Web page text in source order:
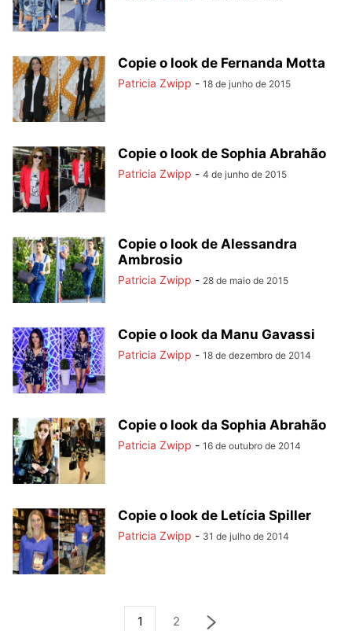
Copie o look de Fernanda Motta
Patricia Zwipp - 18 de junho de 2015
Copie o look de Sophia Abrahão
Patricia Zwipp - 4 de junho de 2015
Copie o look de Alessandra
Ambrosio
Patricia Zwipp - 28 de maio de 2015
Copie o look da Manu Gavassi
Patricia Zwipp - 18 de dezembro de 2014
Copie o look da Sophia Abrahão
Patricia Zwipp - 16 de outubro de 2014
Copie o look de Letícia Spiller
Patricia Zwipp - 31 de julho de 2014
1 2